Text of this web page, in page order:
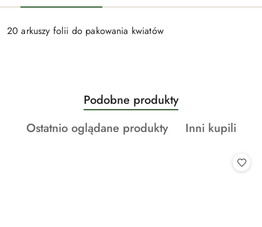
20 arkuszy folii do pakowania kwiatów
Pomiń karuzelę produktów
Produkty
o
statusie:
Podobne produkty
Produkty
Ostatnio oglądane produkty
Produkty
Inni kupili